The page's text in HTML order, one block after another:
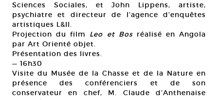
Sciences Sociales, et John Lippens, artiste,
psychiatre et directeur de l’agence d’enquêtes
artistiques L&Il.
Projection du film Leo et Bosréalisé en Angola
par Art Orienté objet.
Présentation des livres.
— 16h30
Visite du Musée de la Chasse et de la Nature en
présence des conférenciers et de son
conservateur en chef, M. Claude d’Anthenaise